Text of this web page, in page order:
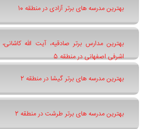
بهترین مدرسه های برتر آزادی در منطقه 10
بهترین مدارس برتر صادقیه، آیت الله
اشرفی اصفهانی در منطقه 5
بهترین مدرسه های برتر گیشا در منطقه 2
بهترین مدرسه های برتر طرشت در منطقه 2